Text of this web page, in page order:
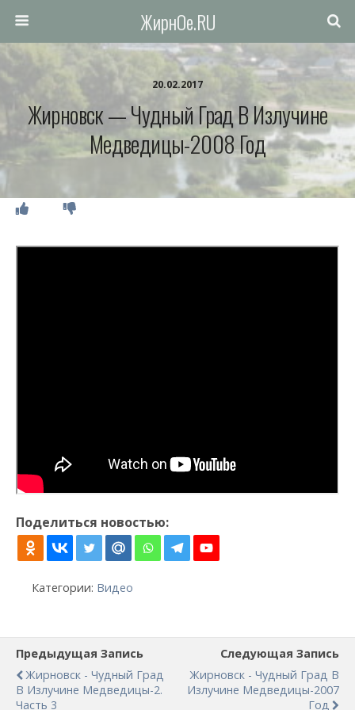
ЖирнОе.RU
20.02.2017
Жирновск — Чудный Град В Излучине
Медведицы-2008 Год
Поделиться новостью:
Категории: Видео
Предыдущая Запись
Жирновск - Чудный Град
В Излучине Медведицы-2.
Часть 3
Следующая Запись
Жирновск - Чудный Град В
Излучине Медведицы-2007
Год